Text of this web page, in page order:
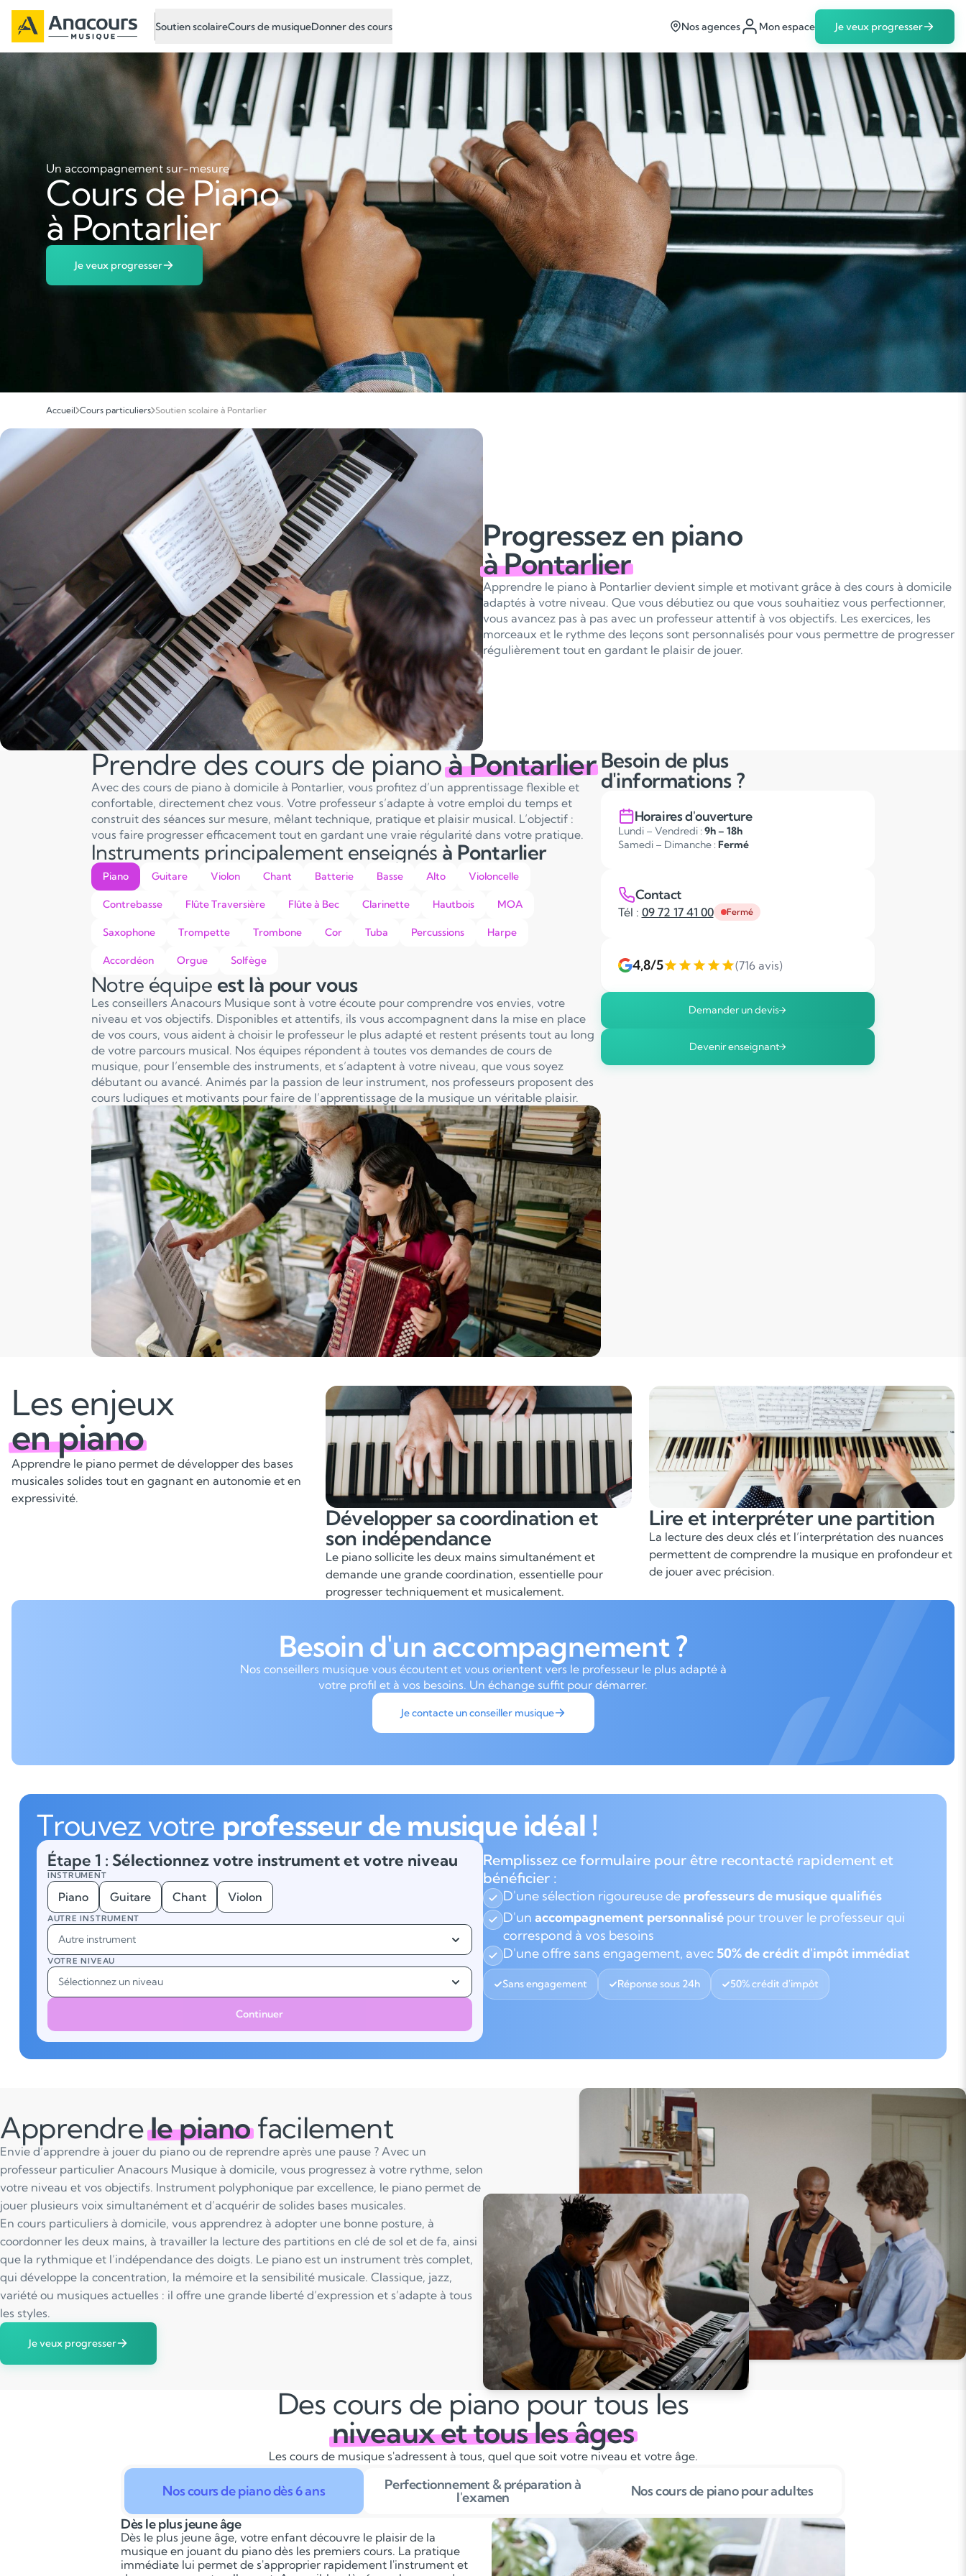
Soutien scolaireCours de musiqueDonner des cours Nos agences Mon espace Je veux progresser
Un accompagnement sur-mesure
Cours de Piano
à Pontarlier
Je veux progresser
Accueil Cours particuliers Soutien scolaire à Pontarlier
Progressez en piano
à Pontarlier
Apprendre le piano à Pontarlier devient simple et motivant grâce à des cours à domicile
adaptés à votre niveau. Que vous débutiez ou que vous souhaitiez vous perfectionner,
vous avancez pas à pas avec un professeur attentif à vos objectifs. Les exercices, les
morceaux et le rythme des leçons sont personnalisés pour vous permettre de progresser
régulièrement tout en gardant le plaisir de jouer.
Prendre des cours de pianoà Pontarlier
Avec des cours de piano à domicile à Pontarlier, vous profitez d’un apprentissage flexible et
confortable, directement chez vous. Votre professeur s’adapte à votre emploi du temps et
construit des séances sur mesure, mêlant technique, pratique et plaisir musical. L’objectif :
vous faire progresser efficacement tout en gardant une vraie régularité dans votre pratique.
Instruments principalement enseignés à Pontarlier
Piano Guitare Violon Chant Batterie Basse Alto Violoncelle
Contrebasse Flûte Traversière Flûte à Bec Clarinette Hautbois MOA
Saxophone Trompette Trombone Cor Tuba Percussions Harpe
Accordéon Orgue Solfège
Notre équipe est là pour vous
Les conseillers Anacours Musique sont à votre écoute pour comprendre vos envies, votre
niveau et vos objectifs. Disponibles et attentifs, ils vous accompagnent dans la mise en place
de vos cours, vous aident à choisir le professeur le plus adapté et restent présents tout au long
de votre parcours musical. Nos équipes répondent à toutes vos demandes de cours de
musique, pour l’ensemble des instruments, et s’adaptent à votre niveau, que vous soyez
débutant ou avancé. Animés par la passion de leur instrument, nos professeurs proposent des
cours ludiques et motivants pour faire de l’apprentissage de la musique un véritable plaisir.
Besoin de plus
d'informations ?
Horaires d'ouverture
Lundi – Vendredi : 9h – 18h
Samedi – Dimanche : Fermé
Contact
Tél : 09 72 17 41 00 Fermé
4,8/5 (716 avis)
Demander un devis
Devenir enseignant
Les enjeux
en piano
Apprendre le piano permet de développer des bases
musicales solides tout en gagnant en autonomie et en
expressivité.
Développer sa coordination et
son indépendance
Le piano sollicite les deux mains simultanément et
demande une grande coordination, essentielle pour
progresser techniquement et musicalement.
Lire et interpréter une partition
La lecture des deux clés et l’interprétation des nuances
permettent de comprendre la musique en profondeur et
de jouer avec précision.
Besoin d'un accompagnement ?
Nos conseillers musique vous écoutent et vous orientent vers le professeur le plus adapté à
votre profil et à vos besoins. Un échange suffit pour démarrer.
Je contacte un conseiller musique
Trouvez votre professeur de musique idéal !
Remplissez ce formulaire pour être recontacté rapidement et
bénéficier :
D'une sélection rigoureuse de professeurs de musique qualifiés
D'un accompagnement personnalisé pour trouver le professeur qui
correspond à vos besoins
D'une offre sans engagement, avec 50% de crédit d'impôt immédiat
Sans engagement Réponse sous 24h 50% crédit d'impôt
Étape 1 : Sélectionnez votre instrument et votre niveau
INSTRUMENT
Piano Guitare Chant Violon
AUTRE INSTRUMENT
Autre instrument
VOTRE NIVEAU
Sélectionnez un niveau
Continuer
Apprendrele pianofacilement
Envie d’apprendre à jouer du piano ou de reprendre après une pause ? Avec un
professeur particulier Anacours Musique à domicile, vous progressez à votre rythme, selon
votre niveau et vos objectifs. Instrument polyphonique par excellence, le piano permet de
jouer plusieurs voix simultanément et d’acquérir de solides bases musicales.
En cours particuliers à domicile, vous apprendrez à adopter une bonne posture, à
coordonner les deux mains, à travailler la lecture des partitions en clé de sol et de fa, ainsi
que la rythmique et l’indépendance des doigts. Le piano est un instrument très complet,
qui développe la concentration, la mémoire et la sensibilité musicale. Classique, jazz,
variété ou musiques actuelles : il offre une grande liberté d’expression et s’adapte à tous
les styles.
Je veux progresser
Des cours de piano pour tous les
niveaux et tous les âges
Les cours de musique s'adressent à tous, quel que soit votre niveau et votre âge.
Nos cours de piano dès 6 ans Perfectionnement & préparation à
l'examen
Nos cours de piano pour adultes
Dès le plus jeune âge
Dès le plus jeune âge, votre enfant découvre le plaisir de la
musique en jouant du piano dès les premiers cours. La pratique
immédiate lui permet de s'approprier rapidement l'instrument et